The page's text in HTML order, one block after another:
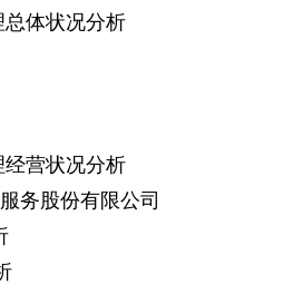
体状况分析
营状况分析
务股份有限公司